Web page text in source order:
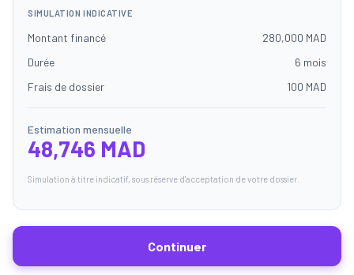
SIMULATION INDICATIVE
Montant financé
280,000 MAD
Durée
6 mois
Frais de dossier
100 MAD
Estimation mensuelle
48,746 MAD
Simulation à titre indicatif, sous réserve d'acceptation de votre dossier.
Continuer